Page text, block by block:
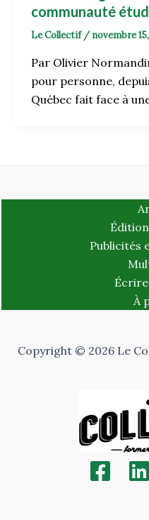
communauté
Le Collectif / novembre
Par Olivier
pour personne,
Québec fait face à
Publicités
À
Copyright © 2026 Le